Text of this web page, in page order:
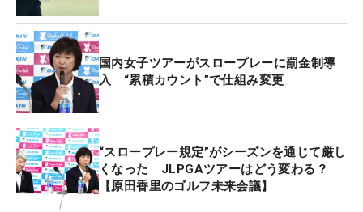
国内女子ツアーがスロープレーに罰金制導
入 “累積カウント”で仕組み変更
“スロープレー規定”がシーズンを通じて厳し
くなった JLPGAツアーはどう変わる？
【原田香里のゴルフ未来会議】